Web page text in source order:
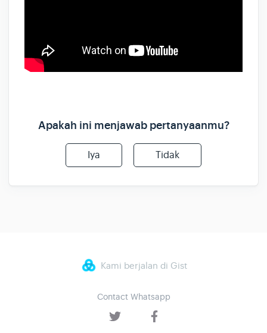
Apakah ini menjawab pertanyaanmu?
Iya Tidak
Kami berjalan di Gist
Contact Whatsapp